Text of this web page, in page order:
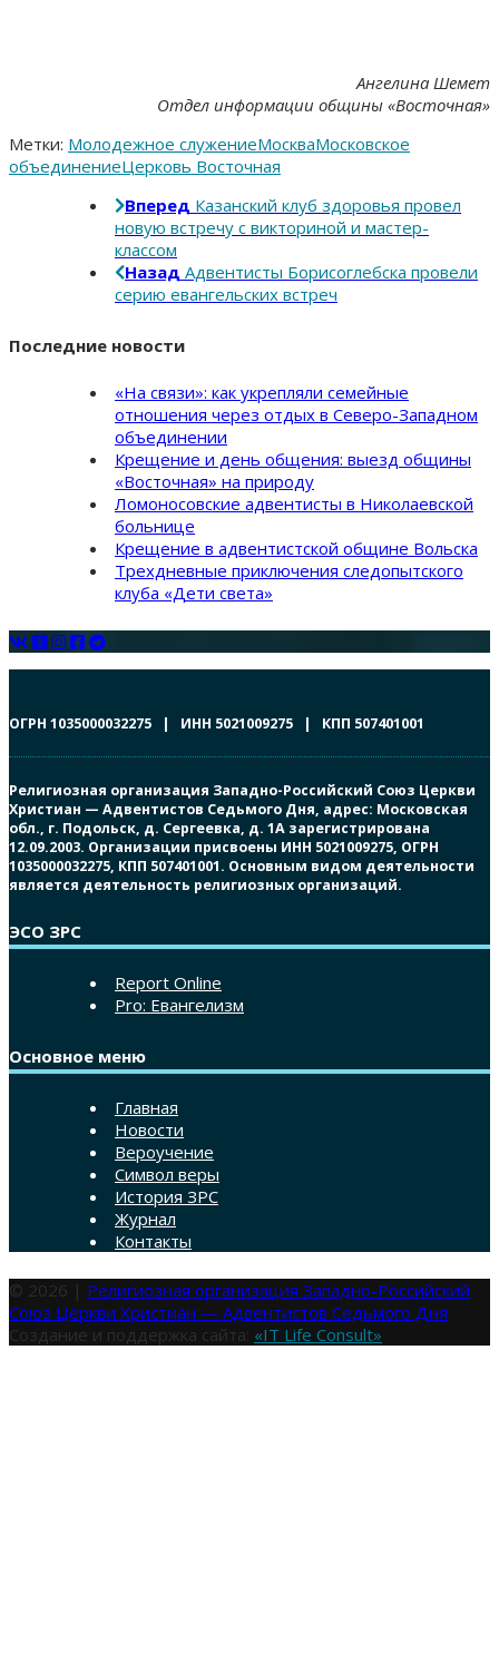
Ангелина Шемет
Отдел информации общины «Восточная»
Метки: Молодежное служениеМоскваМосковское
объединениеЦерковь Восточная
Вперед Казанский клуб здоровья провел
новую встречу с викториной и мастер-
классом
Назад Адвентисты Борисоглебска провели
серию евангельских встреч
Последние новости
«На связи»: как укрепляли семейные
отношения через отдых в Северо-Западном
объединении
Крещение и день общения: выезд общины
«Восточная» на природу
Ломоносовские адвентисты в Николаевской
больнице
Крещение в адвентистской общине Вольска
Трехдневные приключения следопытского
клуба «Дети света»
ОГРН 1035000032275 | ИНН 5021009275 | КПП 507401001
Религиозная организация Западно-Российский Союз Церкви
Христиан — Адвентистов Седьмого Дня, адрес: Московская
обл., г. Подольск, д. Сергеевка, д. 1А зарегистрирована
12.09.2003. Организации присвоены ИНН 5021009275, ОГРН
1035000032275, КПП 507401001. Основным видом деятельности
является деятельность религиозных организаций.
ЭСО ЗРС
Report Online
Pro: Евангелизм
Основное меню
Главная
Новости
Вероучение
Символ веры
История ЗРС
Журнал
Контакты
© 2026 | Религиозная организация Западно-Российский
Союз Церкви Христиан — Адвентистов Седьмого Дня
Создание и поддержка сайта: «IT Life Consult»